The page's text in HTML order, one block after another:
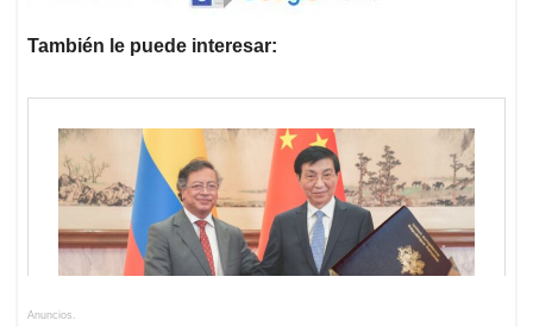
También le puede interesar:
Anuncios.